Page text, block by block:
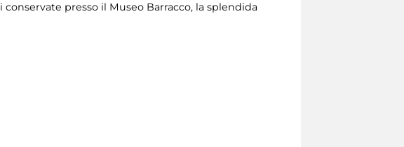
presso il Museo Barracco, la splendida